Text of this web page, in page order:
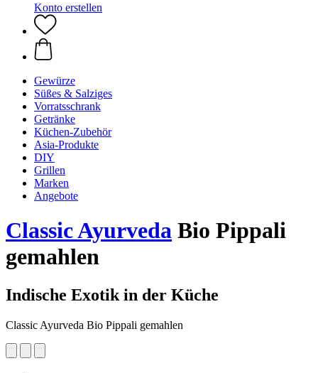
Konto erstellen
Gewürze
Süßes & Salziges
Vorratsschrank
Getränke
Küchen-Zubehör
Asia-Produkte
DIY
Grillen
Marken
Angebote
Classic Ayurveda Bio Pippali
gemahlen
Indische Exotik in der Küche
Classic Ayurveda Bio Pippali gemahlen